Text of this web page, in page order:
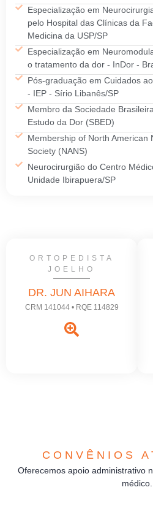
Especialização em
pelo Hospital das Clínicas da
Medicina da USP/SP
Especialização em
o tratamento da dor - InDor -
Pós-graduação em Cuidados
- IEP - Sírio Libanês/SP
Membro da Sociedade
Estudo da Dor (SBED)
Membership of North American
Society (NANS)
Neurocirurgião do Centro
Unidade Ibirapuera/SP
ORTOPEDISTA
JOELHO
DR. JUN AIHARA
CRM 141044 • RQE 114829
CONVÊNIOS
Oferecemos apoio administrativo
médico.